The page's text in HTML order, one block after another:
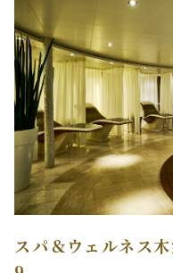
スパ＆ウェルネス